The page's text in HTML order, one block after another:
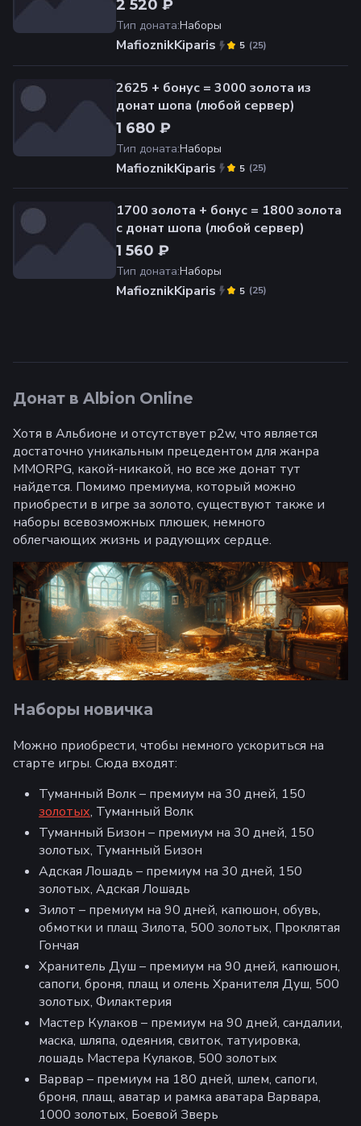
2 520 ₽
Тип доната:Наборы
MafioznikKiparis (25)
5
2625 + бонус = 3000 золота из
донат шопа (любой сервер)
1 680 ₽
Тип доната:Наборы
MafioznikKiparis (25)
5
1700 золота + бонус = 1800 золота
с донат шопа (любой сервер)
1 560 ₽
Тип доната:Наборы
MafioznikKiparis (25)
5
Донат в Albion Online
Хотя в Альбионе и отсутствует p2w, что является
достаточно уникальным прецедентом для жанра
MMORPG, какой-никакой, но все же донат тут
найдется. Помимо премиума, который можно
приобрести в игре за золото, существуют также и
наборы всевозможных плюшек, немного
облегчающих жизнь и радующих сердце.
Наборы новичка
Можно приобрести, чтобы немного ускориться на
старте игры. Сюда входят:
Туманный Волк – премиум на 30 дней, 150
золотых, Туманный Волк
Туманный Бизон – премиум на 30 дней, 150
золотых, Туманный Бизон
Адская Лошадь – премиум на 30 дней, 150
золотых, Адская Лошадь
Зилот – премиум на 90 дней, капюшон, обувь,
обмотки и плащ Зилота, 500 золотых, Проклятая
Гончая
Хранитель Душ – премиум на 90 дней, капюшон,
сапоги, броня, плащ и олень Хранителя Душ, 500
золотых, Филактерия
Мастер Кулаков – премиум на 90 дней, сандалии,
маска, шляпа, одеяния, свиток, татуировка,
лошадь Мастера Кулаков, 500 золотых
Варвар – премиум на 180 дней, шлем, сапоги,
броня, плащ, аватар и рамка аватара Варвара,
1000 золотых, Боевой Зверь